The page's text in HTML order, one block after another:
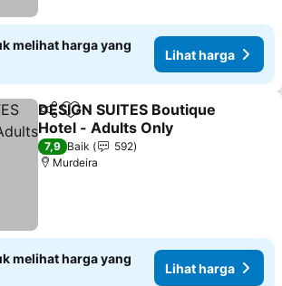
melihat harga yang
Lihat harga
BagikanTambahkan ke favorit
DESIGN SUITES Boutique
Hotel - Adults Only
7,9 Baik
592
Murdeira
melihat harga yang
Lihat harga